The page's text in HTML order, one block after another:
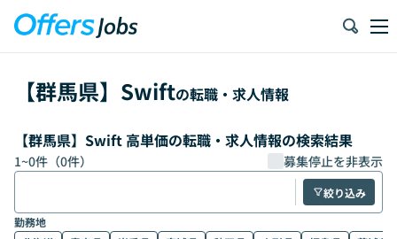
【群馬県】 Swiftの転職・求人情報
【群馬県】Swift 高単価の転職・求人情報の検索結果
1~0件（0件） 募集停止を非表示
絞り込み
勤務地